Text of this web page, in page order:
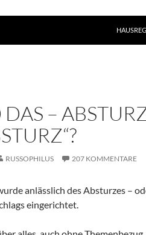
–
RUSSOPHILUS 207 KOMMENTARE
anlässlich des Absturzes –
eingerichtet.